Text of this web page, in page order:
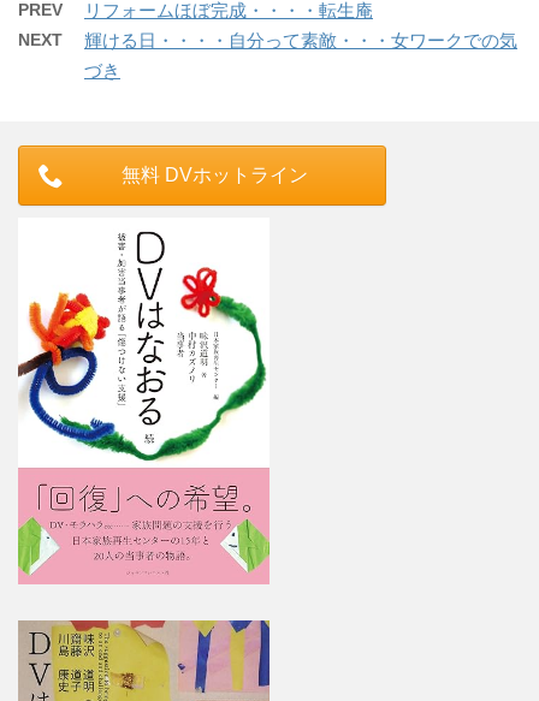
PREV リフォームほぼ完成・・・・転生庵
NEXT
輝ける日・・・・自分って素敵・・・女ワークでの気
づき
無料 DVホットライン